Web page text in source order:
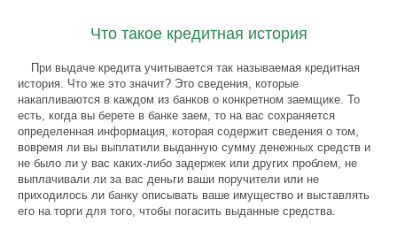
Что такое кредитная история
При выдаче кредита учитывается так называемая кредитная
история. Что же это значит? Это сведения, которые
накапливаются в каждом из банков о конкретном заемщике. То
есть, когда вы берете в банке заем, то на вас сохраняется
определенная информация, которая содержит сведения о том,
вовремя ли вы выплатили выданную сумму денежных средств и
не было ли у вас каких-либо задержек или других проблем, не
выплачивали ли за вас деньги ваши поручители или не
приходилось ли банку описывать ваше имущество и выставлять
его на торги для того, чтобы погасить выданные средства.